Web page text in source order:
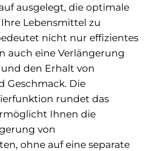
ausgelegt, die optimale
Lebensmittel zu
nicht nur effizientes
auch eine Verlängerung
den Erhalt von
Geschmack. Die
rundet das
Ihnen die
von
ohne auf eine separate